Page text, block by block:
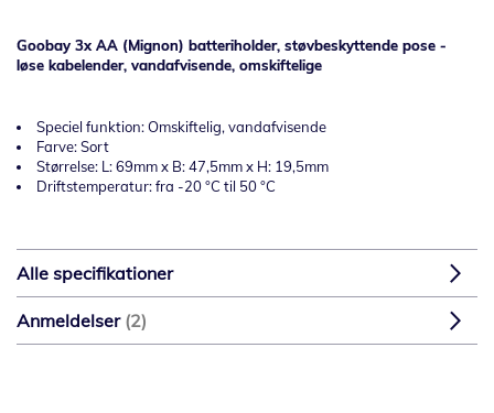
Goobay 3x AA (Mignon) batteriholder, støvbeskyttende pose -
løse kabelender, vandafvisende, omskiftelige
Speciel funktion: Omskiftelig, vandafvisende
Farve: Sort
Størrelse: L: 69mm x B: 47,5mm x H: 19,5mm
Driftstemperatur: fra -20 °C til 50 °C
Alle specifikationer
Anmeldelser 2